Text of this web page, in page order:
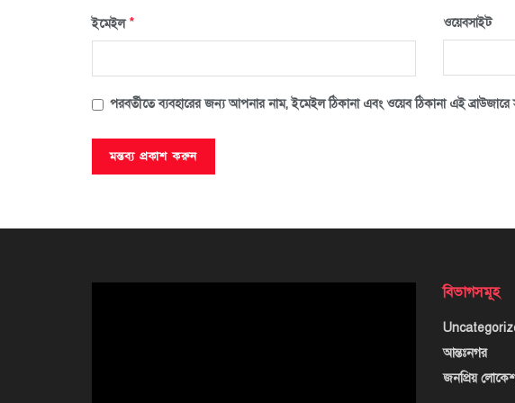
ইমেইল* ওয়েবসাইট
পরবর্তীতে ব্যবহারের জন্য আপনার নাম, ইমেইল ঠিকানা এবং ওয়েব ঠিকানা এই
বিভাগসমূহ
আন্তঃনগর
জনপ্রিয়